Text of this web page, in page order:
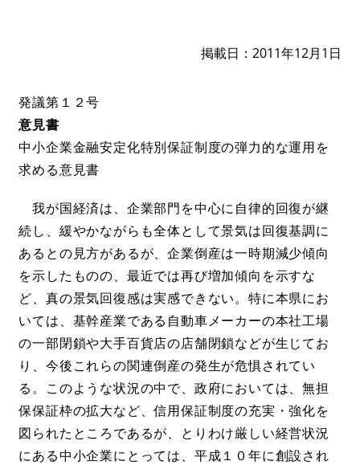
掲載日 2011年12月1日
発議第１２号
意見書
中小企業金融安定化特別保証制度の弾力的な運用を
求める意見書
我が国経済は、企業部門を中心に自律的回復が継
続し、緩やかながらも全体として景気は回復基調に
あるとの見方があるが、企業倒産は一時期減少傾向
を示したものの、最近では再び増加傾向を示すな
ど、真の景気回復感は実感できない。特に本県にお
いては、基幹産業である自動車メーカーの本社工場
の一部閉鎖や大手百貨店の店舗閉鎖などが生じてお
り、今後これらの関連倒産の発生が危惧されてい
る。このような状況の中で、政府においては、無担
保保証枠の拡大など、信用保証制度の充実・強化を
図られたところであるが、とりわけ厳しい経営状況
にある中小企業にとっては、平成１０年に創設され